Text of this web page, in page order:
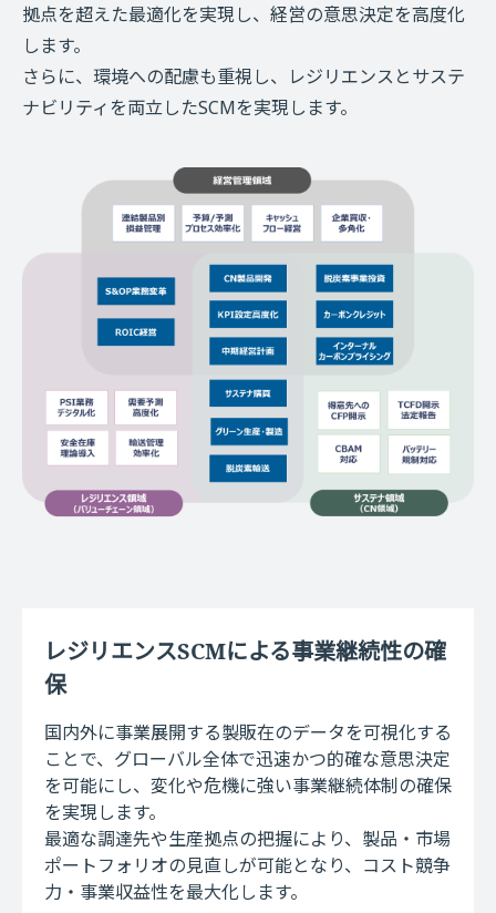
拠点を超えた最適化を実現し、経営の意思決定を高度化
します。
さらに、環境への配慮も重視し、レジリエンスとサステ
ナビリティを両立したSCMを実現します。
レジリエンスSCMによる事業継続性の確
保
国内外に事業展開する製販在のデータを可視化する
ことで、グローバル全体で迅速かつ的確な意思決定
を可能にし、変化や危機に強い事業継続体制の確保
を実現します。
最適な調達先や生産拠点の把握により、製品・市場
ポートフォリオの見直しが可能となり、コスト競争
力・事業収益性を最大化します。